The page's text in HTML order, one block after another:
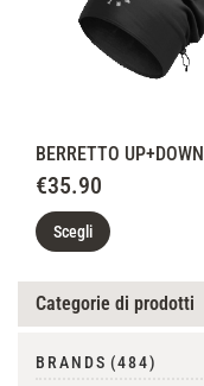
BERRETTO UP+DOWN
€35.90
Scegli
Categorie di prodotti
BRANDS (484)